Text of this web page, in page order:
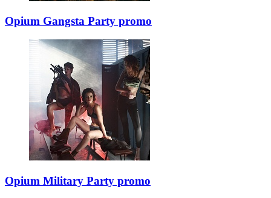
Opium Gangsta Party promo
Opium Military Party promo